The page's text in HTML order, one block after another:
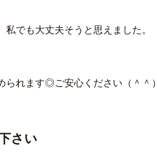
でも大丈夫そうと思えました。
られます◎ご安心ください（＾＾）
さい